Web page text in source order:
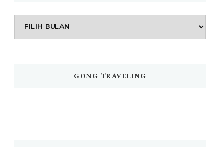
Arsip
GONG TRAVELING